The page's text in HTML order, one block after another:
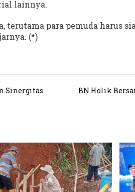
lainnya.
terutama para pemuda harus
(*)
Sinergitas
BN Holik